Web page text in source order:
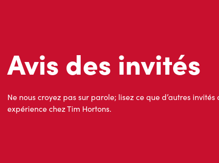
Avis des invités
Ne nous croyez pas sur parole; lisez ce que d’autres